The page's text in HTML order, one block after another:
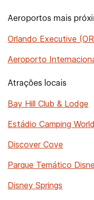
Aeroportos mais
Orlando Executive
Aeroporto
Atrações locais
Bay Hill Club & Lodge
Estádio Camping World
Discover Cove
Parque Temático
Disney Springs